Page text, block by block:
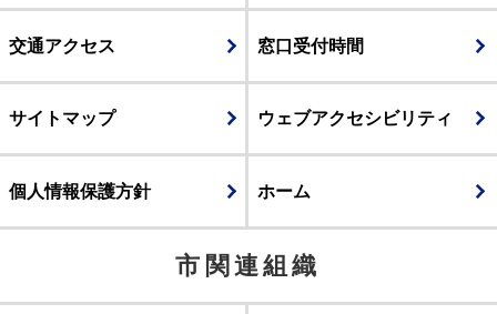
交通アクセス 窓口受付時間
サイトマップ ウェブアクセシビリティ
個人情報保護方針 ホーム
市関連組織